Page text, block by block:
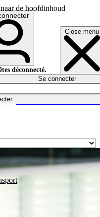
de hoofdinhoud
Close menu
déconnecté.
Se connecter